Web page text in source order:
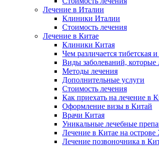
Лечение в Италии
Клиники Италии
Стоимость лечения
Лечение в Китае
Клиники Китая
Чем различается тибетская
Виды заболеваний,
Методы лечения
Дополнительные услуги
Стоимость лечения
Как приехать на лечение в
Оформление визы в Китай
Врачи Китая
Уникальные лечебные
Лечение в Китае на
Лечение позвоночника в